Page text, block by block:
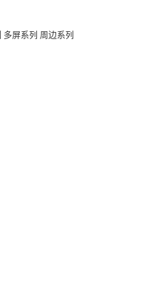
多屏系列 周边系列